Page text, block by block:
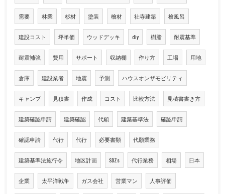
需要 林業 杉材 塗装 檜材 社寺建築 檜風呂
建設コスト 坪単価 ウッドデッキ diy 樹脂 耐震基準
耐震補強 費用 サポート 収納棚 作り方 工場 用地
倉庫 建設業者 地震 予測 ハウスオンザモビリティ
キャンプ 見積書 作成 コスト 比較方法 見積書書き方
建築確認申請 建築確認 代願 建築基準法 確認申請
確認申請 代行 代行 必要書類 代願業務
建築基準法施行令 地区計画 SDZs 代行業務 相場 日本
企業 太平洋戦争 ガス会社 営業マン 人事評価